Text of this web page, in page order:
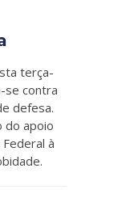
terça-
se contra
defesa.
do apoio
à